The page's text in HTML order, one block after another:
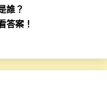
誰？
答案！